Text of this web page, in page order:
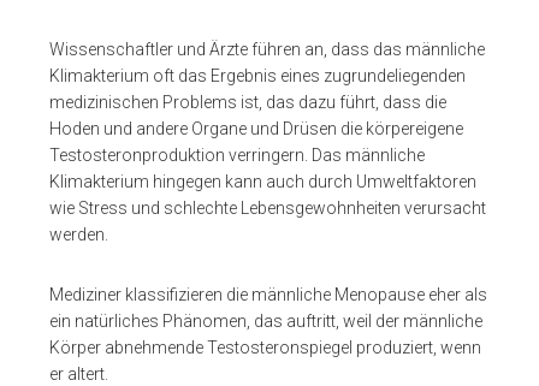
Wissenschaftler und Ärzte führen an, dass das männliche
Klimakterium oft das Ergebnis eines zugrundeliegenden
medizinischen Problems ist, das dazu führt, dass die
Hoden und andere Organe und Drüsen die körpereigene
Testosteronproduktion verringern. Das männliche
Klimakterium hingegen kann auch durch Umweltfaktoren
wie Stress und schlechte Lebensgewohnheiten verursacht
werden.
Mediziner klassifizieren die männliche Menopause eher als
ein natürliches Phänomen, das auftritt, weil der männliche
Körper abnehmende Testosteronspiegel produziert, wenn
er altert.